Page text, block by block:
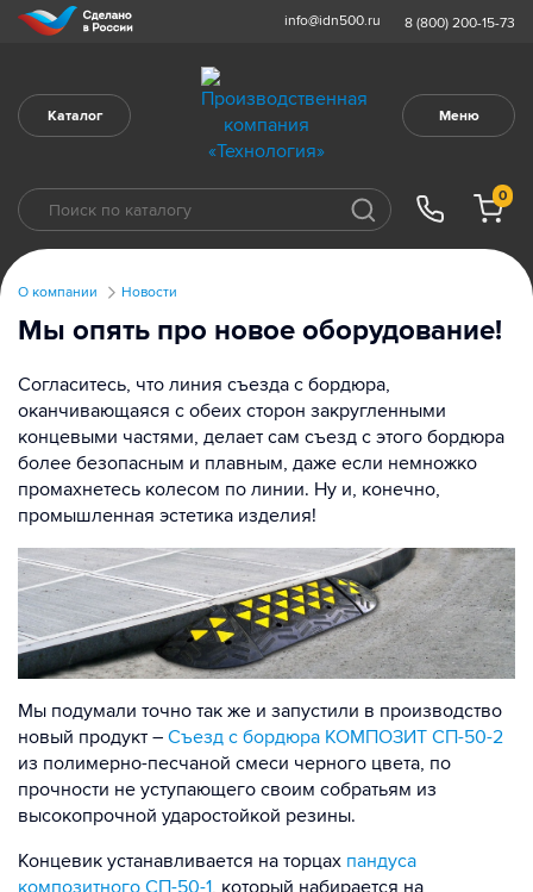
info@idn500.ru 8 (800) 200-15-73
Каталог Меню
0
О компании Новости
Мы опять про новое оборудование!
Согласитесь, что линия съезда с бордюра,
оканчивающаяся с обеих сторон закругленными
концевыми частями, делает сам съезд с этого бордюра
более безопасным и плавным, даже если немножко
промахнетесь колесом по линии. Ну и, конечно,
промышленная эстетика изделия!
Мы подумали точно так же и запустили в производство
новый продукт – Съезд с бордюра КОМПОЗИТ СП-50-2
из полимерно-песчаной смеси черного цвета, по
прочности не уступающего своим собратьям из
высокопрочной ударостойкой резины.
Концевик устанавливается на торцах пандуса
композитного СП-50-1, который набирается на